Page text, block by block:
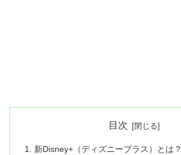
目次
新Disney+（ディズニープラス）とは？